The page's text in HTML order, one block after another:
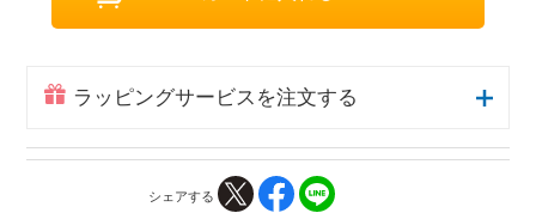
ラッピングサービスを注文する
シェアする